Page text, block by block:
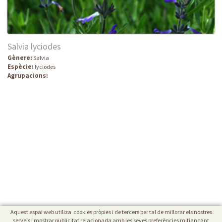
Salvia lyciodes
Gènere: Salvia
Espècie: lyciodes
Agrupacions:
Aquest espai web utiliza cookies pròpies i de tercers per tal de millorar els nostres
serveis i mostrar publicitat relacionada amb les seves preferències mitjançant